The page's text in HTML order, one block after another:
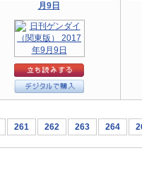
月9日
261 262 263 264